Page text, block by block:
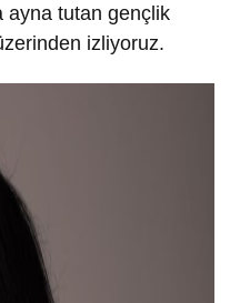
ayna tutan gençlik
izliyoruz.